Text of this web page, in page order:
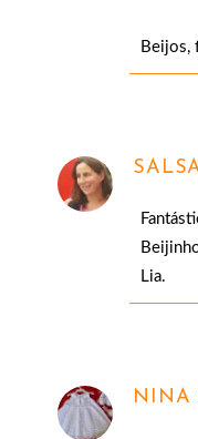
Beijos,
Lia.
NINA